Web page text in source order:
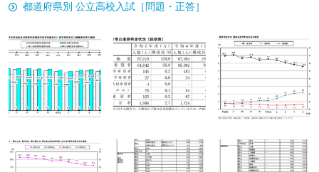
都道府県別 公立高校入試［問題・正答］